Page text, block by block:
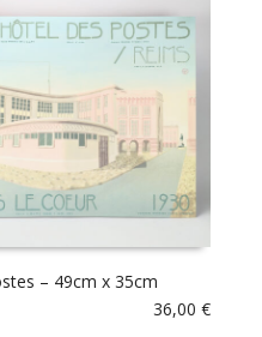
– 49cm x 35cm
36,00 €